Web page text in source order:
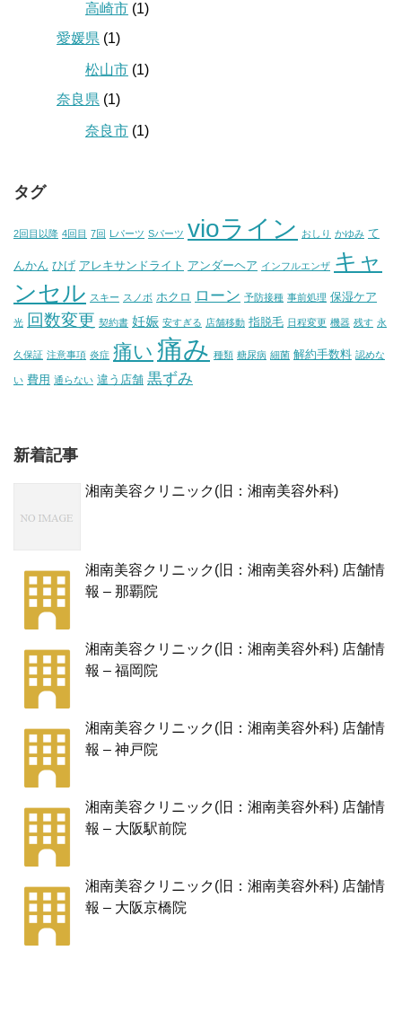
高崎市 (1)
愛媛県 (1)
松山市 (1)
奈良県 (1)
奈良市 (1)
タグ
2回目以降 4回目 7回 Lパーツ Sパーツ vioライン おしり かゆみ て
んかん ひげ アレキサンドライト アンダーヘア インフルエンザ キャ
ンセル スキー スノボ ホクロ ローン 予防接種 事前処理 保湿ケア
光 回数変更 契約書 妊娠 安すぎる 店舗移動 指脱毛 日程変更 機器 残す 永
久保証 注意事項 炎症 痛い 痛み 種類 糖尿病 細菌 解約手数料 認めな
い 費用 通らない 違う店舗 黒ずみ
新着記事
湘南美容クリニック(旧：湘南美容外科)
湘南美容クリニック(旧：湘南美容外科) 店舗情
報 – 那覇院
湘南美容クリニック(旧：湘南美容外科) 店舗情
報 – 福岡院
湘南美容クリニック(旧：湘南美容外科) 店舗情
報 – 神戸院
湘南美容クリニック(旧：湘南美容外科) 店舗情
報 – 大阪駅前院
湘南美容クリニック(旧：湘南美容外科) 店舗情
報 – 大阪京橋院